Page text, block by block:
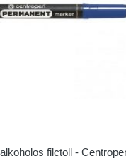
filctoll -